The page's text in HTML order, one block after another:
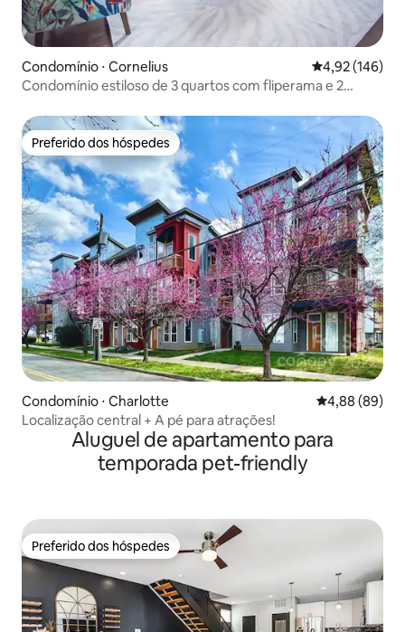
Condomínio ⋅ Cornelius 4,92 de uma
4,92 (146)
Condomínio estiloso de 3 quartos com fliperama e 2
Preferido dos hóspedes
Preferido dos hóspedes
Condomínio ⋅ Charlotte 4,88 de uma
4,88 (89)
Localização central + A pé para atrações!
Aluguel de apartamento para
temporada pet-friendly
Preferido dos hóspedes
Preferido dos hóspedes